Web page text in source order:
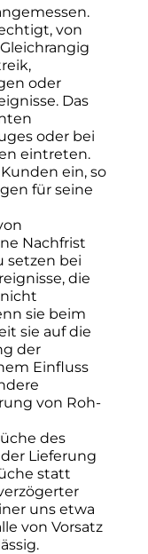
von
oder
Das
oder bei
eintreten.
ein, so
für seine
Nachfrist
setzen bei
die
sie beim
sie auf die
der
Einfluss
von Roh-
des
Lieferung
statt
uns etwa
von Vorsatz